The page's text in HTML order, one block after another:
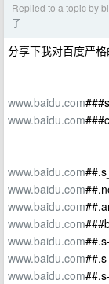
Replied to a topic by
了
分享下我对百度严
www.baidu.com
www.baidu.com
www.baidu.com
www.baidu.com
www.baidu.com
www.baidu.com
www.baidu.com
www.baidu.com
www.baidu.com